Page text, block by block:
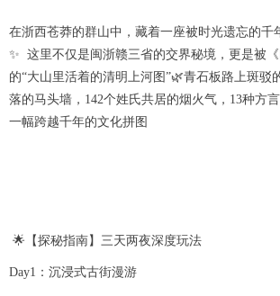
在浙西苍莽的群山中，藏着一座被时光遗忘的
✨ 这里不仅是闽浙赣三省的交界秘境，更是被
的“大山里活着的清明上河图”🌿青石板路上斑驳
落的马头墙，142个姓氏共居的烟火气，13种方
一幅跨越千年的文化拼图
🌟【探秘指南】三天两夜深度玩法
Day1：沉浸式古街漫游